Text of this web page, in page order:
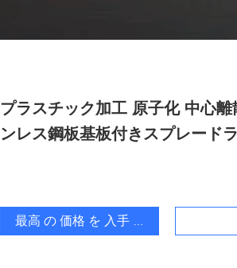
プラスチック加工 原子化 中心
ンレス鋼板基板付きスプレード
最高 の 価格 を 入手 する